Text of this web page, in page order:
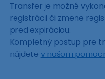
Transfer je možné
registrácii či zmene
pred expiráciou.
Kompletný postup pre
nájdete v našom